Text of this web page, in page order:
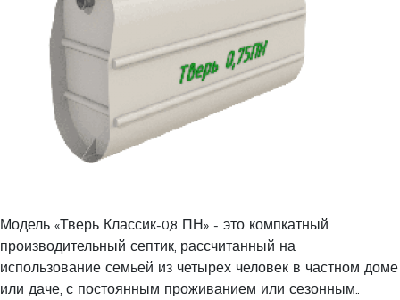
Модель «Тверь Классик-0,8 ПН» - это компкатный
производительный септик, рассчитанный на
использование семьей из четырех человек в частном доме
или даче, с постоянным проживанием или сезонным..